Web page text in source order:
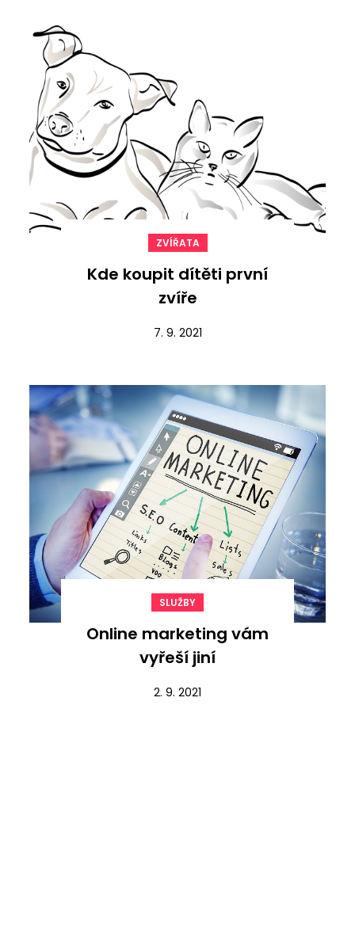
ZVÍŘATA
Kde koupit dítěti první
zvíře
7. 9. 2021
SLUŽBY
Online marketing vám
vyřeší jiní
2. 9. 2021